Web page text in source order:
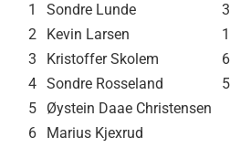
1
Sondre Lunde
2
Kevin Larsen
3
Kristoffer Skolem
4 Sondre Rosseland
5
Øystein Daae Christensen
6
Marius Kjexrud